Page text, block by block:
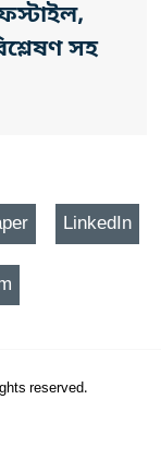
সহ
LinkedIn
reserved.